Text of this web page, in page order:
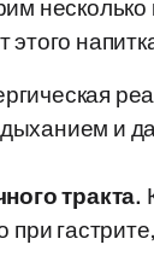
этого
и
тракта.